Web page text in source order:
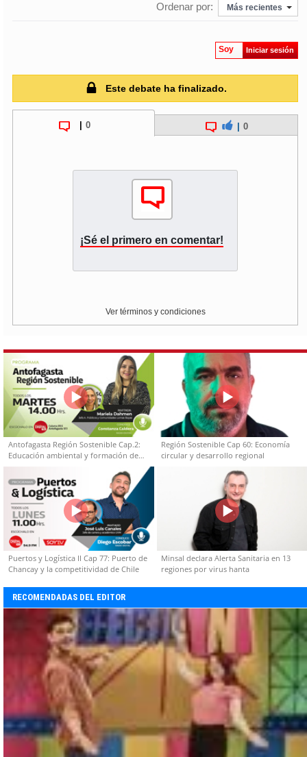
Ordenar por: Más recientes
Soy Iniciar sesión
Este debate ha finalizado.
0 0
¡Sé el primero en comentar!
Ver términos y condiciones
Antofagasta Región Sostenible Cap.2:
Educación ambiental y formación de
capacidades técnicas
Región Sostenible Cap 60: Economía
circular y desarrollo regional
Puertos y Logística II Cap 77: Puerto de
Chancay y la competitividad de Chile
Minsal declara Alerta Sanitaria en 13
regiones por virus hanta
RECOMENDADAS DEL EDITOR